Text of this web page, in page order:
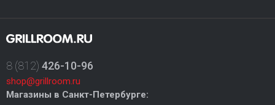
8 (812) 426-10-96
shop@grillroom.ru
Магазины в Санкт-Петербурге: